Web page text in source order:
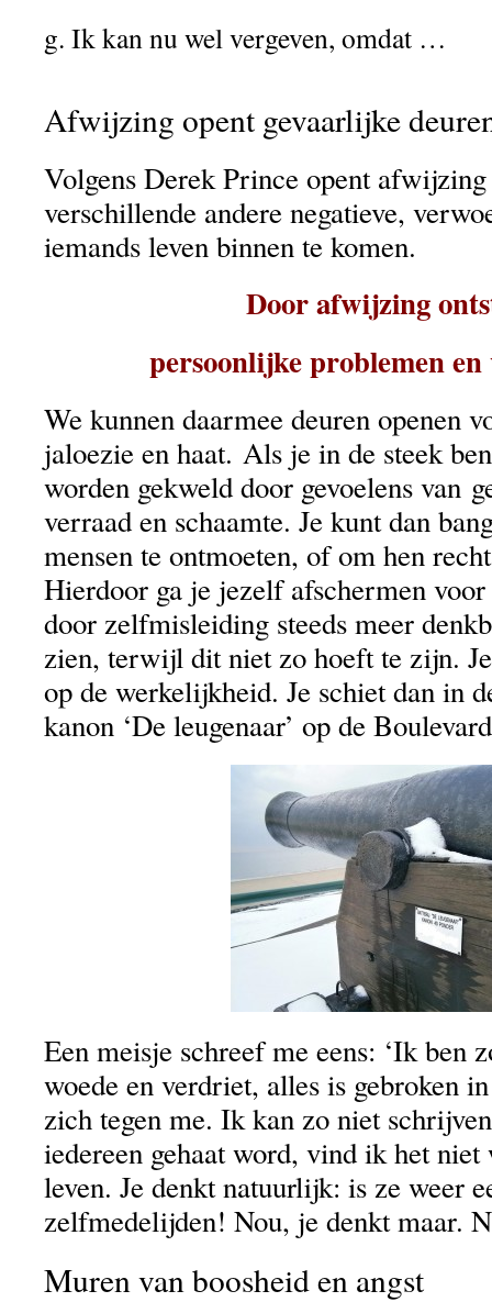
g. Ik kan nu wel vergeven, omdat …
Afwijzing opent gevaarlijke
Volgens Derek Prince opent
verschillende andere negatieve,
iemands leven binnen te komen.
Door afwijzing
persoonlijke problemen en
We kunnen daarmee deuren openen
jaloezie en haat. Als je in de steek
worden gekweld door gevoelens van
verraad en schaamte. Je kunt dan
mensen te ontmoeten, of om hen
Hierdoor ga je jezelf afschermen
door zelfmisleiding steeds meer
zien, terwijl dit niet zo hoeft te zijn.
op de werkelijkheid. Je schiet dan in
kanon ‘De leugenaar’ op de
Een meisje schreef me eens: ‘Ik ben
woede en verdriet, alles is gebroken
zich tegen me. Ik kan zo niet
iedereen gehaat word, vind ik het
leven. Je denkt natuurlijk: is ze weer
zelfmedelijden! Nou, je denkt maar.
Muren van boosheid en angst